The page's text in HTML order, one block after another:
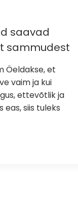
saavad
sammudest
Öeldakse, et
vaim ja kui
ettevõtlik ja
eas, siis tuleks